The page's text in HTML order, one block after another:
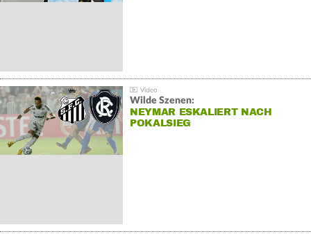
Wilde Szenen:
NEYMAR ESKALIERT NACH
POKALSIEG